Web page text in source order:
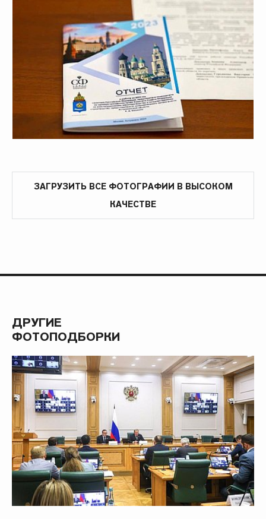
ЗАГРУЗИТЬ ВСЕ ФОТОГРАФИИ В ВЫСОКОМ
КАЧЕСТВЕ
ДРУГИЕ
ФОТОПОДБОРКИ